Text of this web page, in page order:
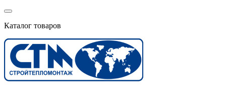
Каталог товаров